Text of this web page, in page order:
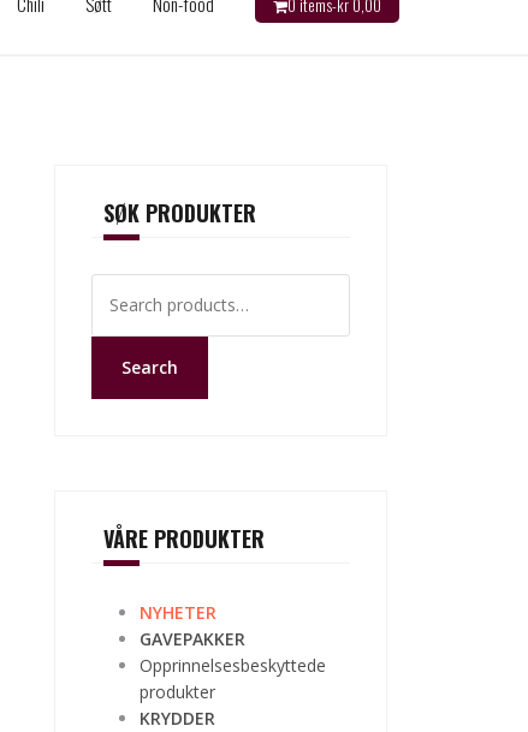
0 items-kr0,00
SØK PRODUKTER
for:
Search
VÅRE PRODUKTER
NYHETER
GAVEPAKKER
Opprinnelsesbeskyttede
produkter
KRYDDER